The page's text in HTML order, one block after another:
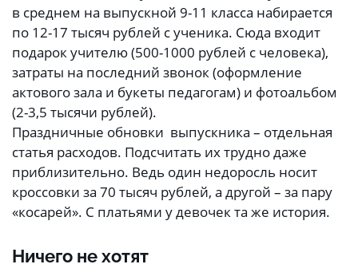
в среднем на выпускной 9-11 класса набирается
по 12-17 тысяч рублей с ученика. Сюда входит
подарок учителю (500-1000 рублей с человека),
затраты на последний звонок (оформление
актового зала и букеты педагогам) и фотоальбом
(2-3,5 тысячи рублей).
Праздничные обновки выпускника – отдельная
статья расходов. Подсчитать их трудно даже
приблизительно. Ведь один недоросль носит
кроссовки за 70 тысяч рублей, а другой – за пару
«косарей». С платьями у девочек та же история.
Ничего не хотят